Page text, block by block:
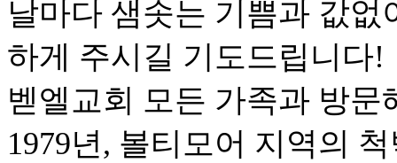
날마다 샘솟는 기쁨과 값
하게 주시길 기도드립니다!
벧엘교회 모든 가족과 방
1979년, 볼티모어 지역의